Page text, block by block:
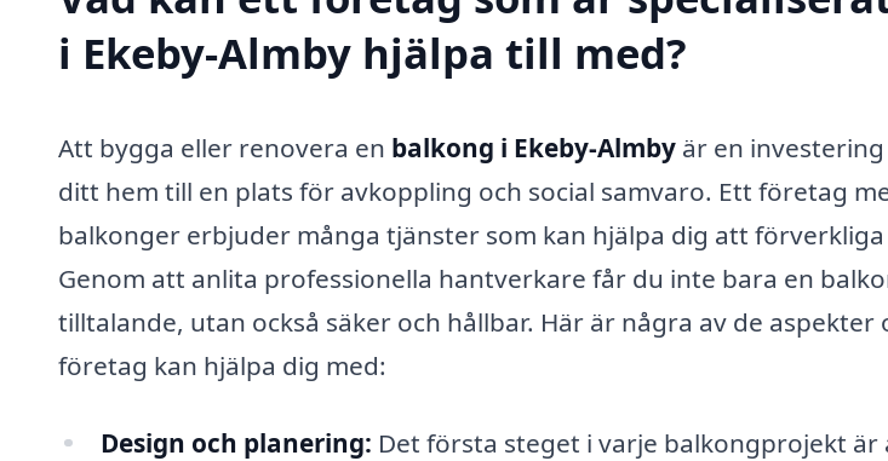
i Ekeby-Almby hjälpa till med?
Att bygga eller renovera en balkong i Ekeby-Almby är en
ditt hem till en plats för avkoppling och social samvaro. Ett företag
balkonger erbjuder många tjänster som kan hjälpa dig att
Genom att anlita professionella hantverkare får du inte bara en
tilltalande, utan också säker och hållbar. Här är några av de
företag kan hjälpa dig med:
Design och planering: Det första steget i varje balkongprojekt är